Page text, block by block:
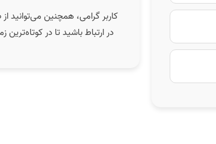
کاربر گرامی، همچنین می‌توانید
در ارتباط باشید تا در